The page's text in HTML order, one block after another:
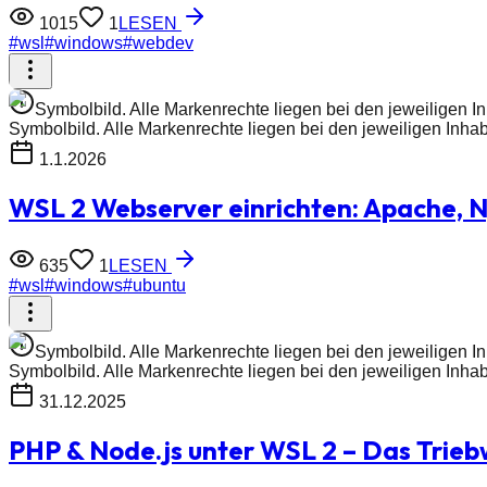
1015 1 LESEN
#wsl #windows#webdev
Symbolbild. Alle Markenrechte liegen bei den jeweiligen
Symbolbild. Alle Markenrechte liegen bei den jeweiligen
1.1.2026
WSL 2 Webserver einrichten: Apache,
635 1 LESEN
#wsl #windows#ubuntu
Symbolbild. Alle Markenrechte liegen bei den jeweiligen
Symbolbild. Alle Markenrechte liegen bei den jeweiligen
31.12.2025
PHP & Node.js unter WSL 2 – Das